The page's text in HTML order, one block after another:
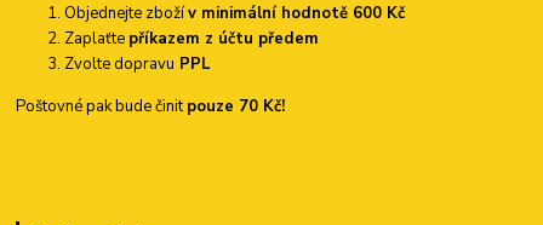
Objednejte zbožív minimální hodnotě 600 Kč
Zaplaťte příkazem z účtu předem
Zvolte dopravu PPL
Poštovné pak bude činitpouze 70 Kč!